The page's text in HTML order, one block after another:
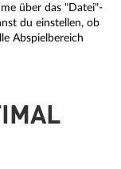
über das "Datei"-
du einstellen, ob
Abspielbereich